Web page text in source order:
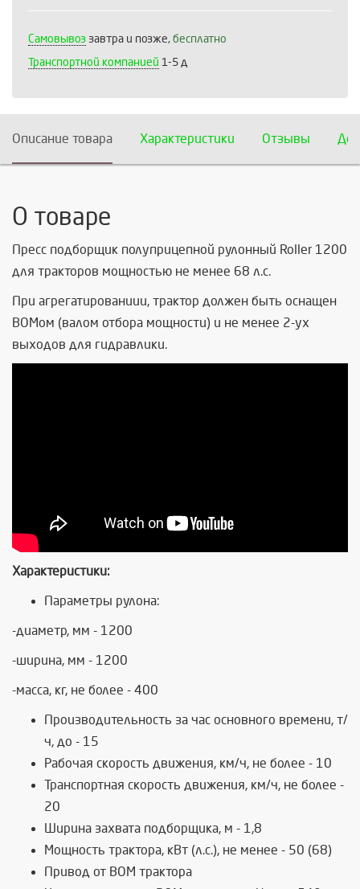
Самовывоз завтра и позже, бесплатно
Транспортной компанией 1-5 д
Описание товара Характеристики Отзывы
О товаре
Пресс подборщик полуприцепной рулонный Roller 1200
для тракторов мощностью не менее 68 л.с.
При агрегатированиии, трактор должен быть оснащен
ВОМом (валом отбора мощности) и не менее 2-ух
выходов для гидравлики.
Характеристики:
Параметры рулона:
-диаметр, мм - 1200
-ширина, мм - 1200
-масса, кг, не более - 400
Производительность за час основного времени, т/
ч, до - 15
Рабочая скорость движения, км/ч, не более - 10
Транспортная скорость движения, км/ч, не более -
20
Ширина захвата подборщика, м - 1,8
Мощность трактора, кВт (л.с.), не менее - 50 (68)
Привод от ВОМ трактора